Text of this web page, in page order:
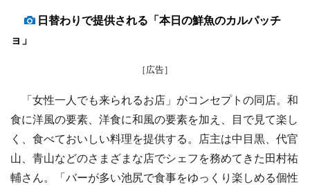
日替わりで提供される「本日の鮮魚のカルパッチ
ョ」
［広告］
「女性一人でも来られるお店」がコンセプトの同店。和
食に洋風の要素、洋食に和風の要素を加え、目で見て楽し
く、食べておいしい料理を提供する。店主は中目黒、代官
山、青山などのさまざまな店でシェフを務めてきた田村祐
輔さん。「バーが多い池尻で食事をゆっくり楽しめる個性